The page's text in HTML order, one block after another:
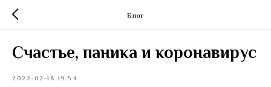
Блог
Счастье, паника и коронавирус
2022-02-18 19:54